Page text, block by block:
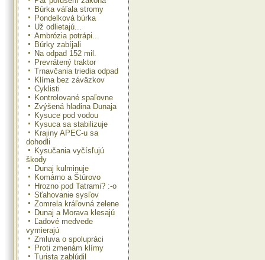
Búrka váľala stromy
Pondelková búrka
Už odlietajú...
Ambrózia potrápi...
Búrky zabíjali
Na odpad 152 mil.
Prevrátený traktor
Trnavčania triedia odpad
Klíma bez záväzkov
Cyklisti
Kontrolované spaľovne
Zvýšená hladina Dunaja
Kysuce pod vodou
Kysuca sa stabilizuje
Krajiny APEC-u sa
dohodli
Kysučania vyčísľujú
škody
Dunaj kulminuje
Komárno a Štúrovo
Hrozno pod Tatrami? :-o
Sťahovanie sysľov
Zomrela kráľovná zelene
Dunaj a Morava klesajú
Ľadové medvede
vymierajú
Zmluva o spolupráci
Proti zmenám klímy
Turista zablúdil